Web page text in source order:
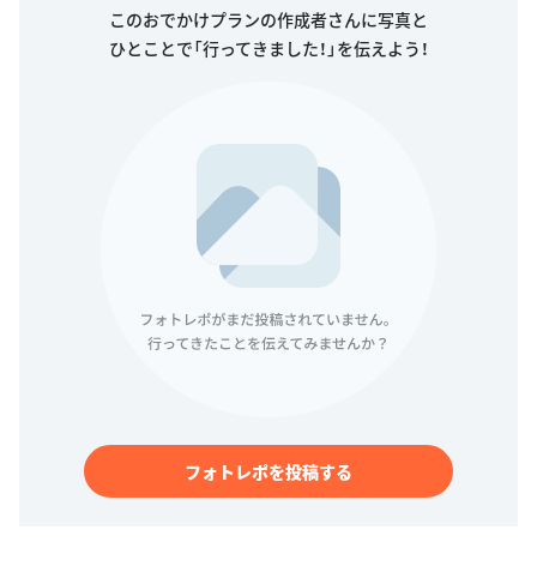
このおでかけプランの作成者さんに写真と
ひとことで「行ってきました！」を伝えよう！
フォトレポを投稿する